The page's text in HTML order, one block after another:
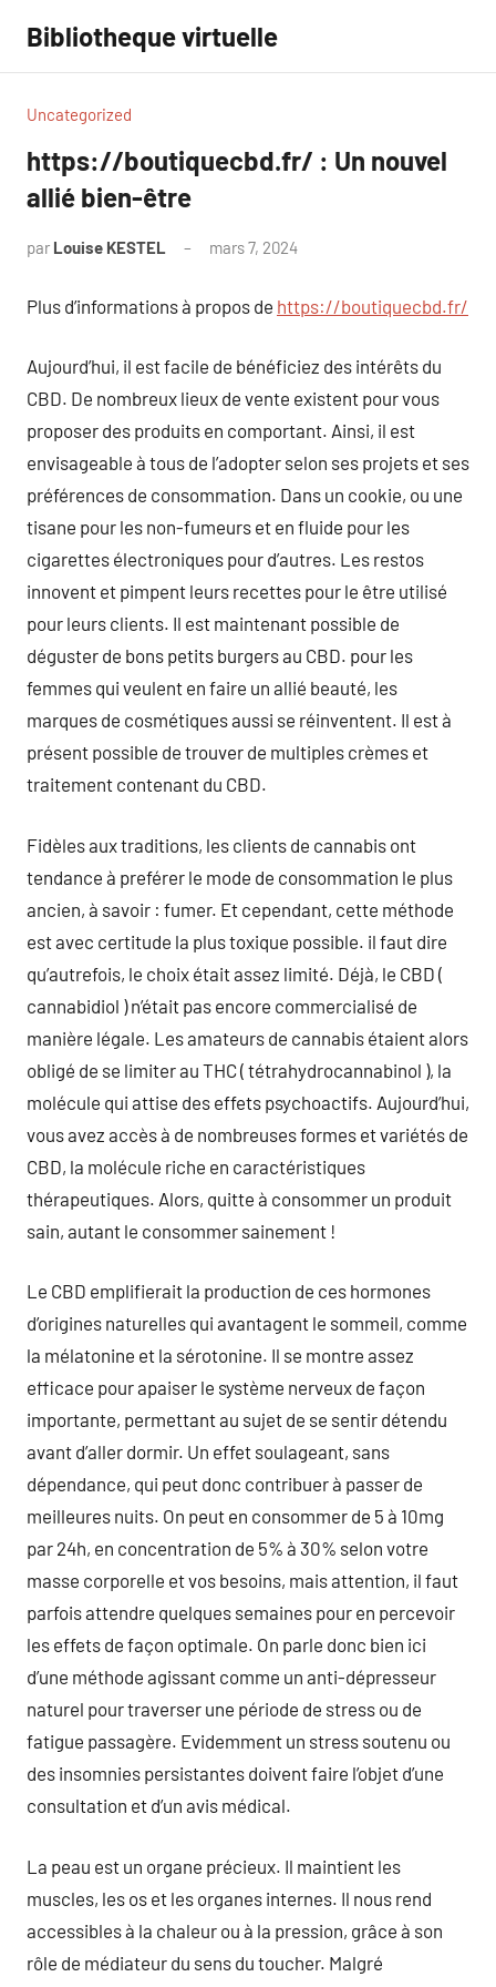
contenu
Bibliotheque virtuelle
Uncategorized
https://boutiquecbd.fr/ : Un nouvel
allié bien-être
par Louise KESTEL mars 7, 2024
Plus d’informations à propos de https://boutiquecbd.fr/
Aujourd’hui, il est facile de bénéficiez des intérêts du
CBD. De nombreux lieux de vente existent pour vous
proposer des produits en comportant. Ainsi, il est
envisageable à tous de l’adopter selon ses projets et ses
préférences de consommation. Dans un cookie, ou une
tisane pour les non-fumeurs et en fluide pour les
cigarettes électroniques pour d’autres. Les restos
innovent et pimpent leurs recettes pour le être utilisé
pour leurs clients. Il est maintenant possible de
déguster de bons petits burgers au CBD. pour les
femmes qui veulent en faire un allié beauté, les
marques de cosmétiques aussi se réinventent. Il est à
présent possible de trouver de multiples crèmes et
traitement contenant du CBD.
Fidèles aux traditions, les clients de cannabis ont
tendance à preférer le mode de consommation le plus
ancien, à savoir : fumer. Et cependant, cette méthode
est avec certitude la plus toxique possible. il faut dire
qu’autrefois, le choix était assez limité. Déjà, le CBD (
cannabidiol ) n’était pas encore commercialisé de
manière légale. Les amateurs de cannabis étaient alors
obligé de se limiter au THC ( tétrahydrocannabinol ), la
molécule qui attise des effets psychoactifs. Aujourd’hui,
vous avez accès à de nombreuses formes et variétés de
CBD, la molécule riche en caractéristiques
thérapeutiques. Alors, quitte à consommer un produit
sain, autant le consommer sainement !
Le CBD emplifierait la production de ces hormones
d’origines naturelles qui avantagent le sommeil, comme
la mélatonine et la sérotonine. Il se montre assez
efficace pour apaiser le système nerveux de façon
importante, permettant au sujet de se sentir détendu
avant d’aller dormir. Un effet soulageant, sans
dépendance, qui peut donc contribuer à passer de
meilleures nuits. On peut en consommer de 5 à 10mg
par 24h, en concentration de 5% à 30% selon votre
masse corporelle et vos besoins, mais attention, il faut
parfois attendre quelques semaines pour en percevoir
les effets de façon optimale. On parle donc bien ici
d’une méthode agissant comme un anti-dépresseur
naturel pour traverser une période de stress ou de
fatigue passagère. Evidemment un stress soutenu ou
des insomnies persistantes doivent faire l’objet d’une
consultation et d’un avis médical.
La peau est un organe précieux. Il maintient les
muscles, les os et les organes internes. Il nous rend
accessibles à la chaleur ou à la pression, grâce à son
rôle de médiateur du sens du toucher. Malgré